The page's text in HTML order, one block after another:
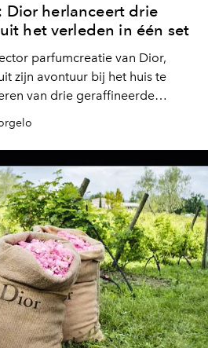
Dior herlanceert drie
het verleden in één set
parfumcreatie van Dior,
zijn avontuur bij het huis te
van drie geraffineerde
Een sublieme aftrap,